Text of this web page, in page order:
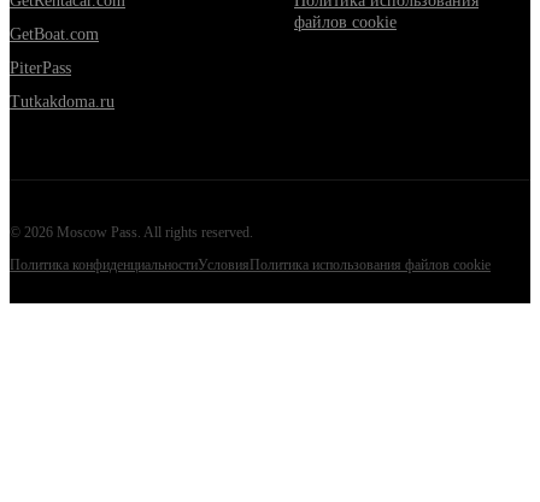
GetBoat.com
PiterPass
Tutkakdoma.ru
файлов cookie
© 2026 Moscow Pass . All rights reserved.
Политика конфиденциальностиУсловияПолитика использования файлов cookie